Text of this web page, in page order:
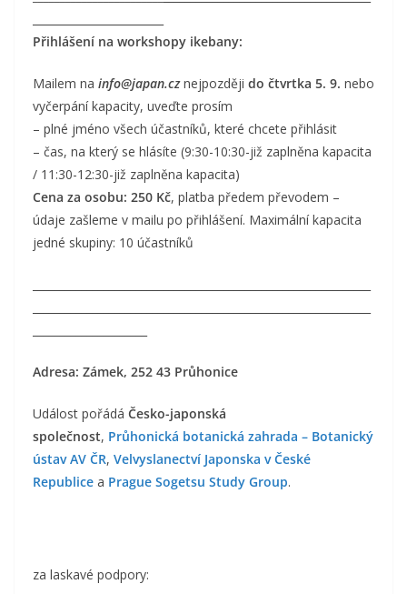
Přihlášení na workshopy ikebany:
Mailem na info@japan.cznejpozději do čtvrtka 5. 9. nebo
vyčerpání kapacity, uveďte prosím
– plné jméno všech účastníků, které chcete přihlásit
– čas, na který se hlásíte (9:30-10:30-již zaplněna kapacita
/ 11:30-12:30-již zaplněna kapacita)
Cena za osobu: 250 Kč, platba předem převodem –
údaje zašleme v mailu po přihlášení. Maximální kapacita
jedné skupiny: 10 účastníků
Adresa: Zámek, 252 43 Průhonice
Událost pořádá Česko-japonská
společnost, Průhonická botanická zahrada – Botanický
ústav AV ČR, Velvyslanectví Japonska v České
Republice a Prague Sogetsu Study Group.
za laskavé podpory: